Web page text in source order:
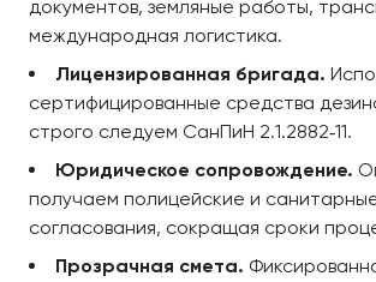
документов, земляные работы,
международная логистика.
Лицензированная бригада.
сертифицированные средства
строго следуем СанПиН 2.1.2882‑11.
Юридическое сопровождение.
получаем полицейские и
согласования, сокращая сроки
Прозрачная смета.